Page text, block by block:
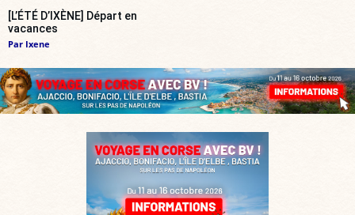
[L’ÉTÉ D’IXÈNE] Départ en
vacances
Par Ixene